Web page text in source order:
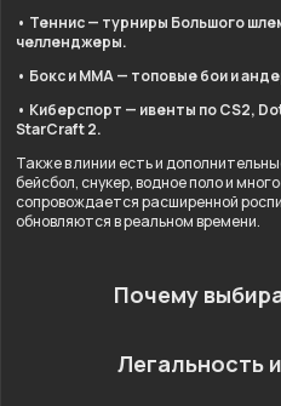
• Теннис — турниры Большого
челленджеры.
• Бокс и ММА — топовые бои и
• Киберспорт — ивенты по CS2,
StarCraft 2.
Также в линии есть и
бейсбол, снукер, водное поло и
сопровождается расширенной
обновляются в реальном времени.
Почему
Легальность